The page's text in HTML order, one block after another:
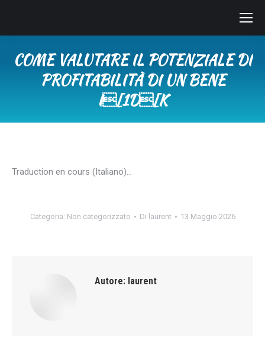
COME VALUTARE IL POTENZIALE DI
PROFITABILITÀ DI UN BENE
I[1D[K
Traduction en cours (Italiano)…
Categoria: Non categorizzato Di laurent 13 Maggio 2026
Autore: laurent